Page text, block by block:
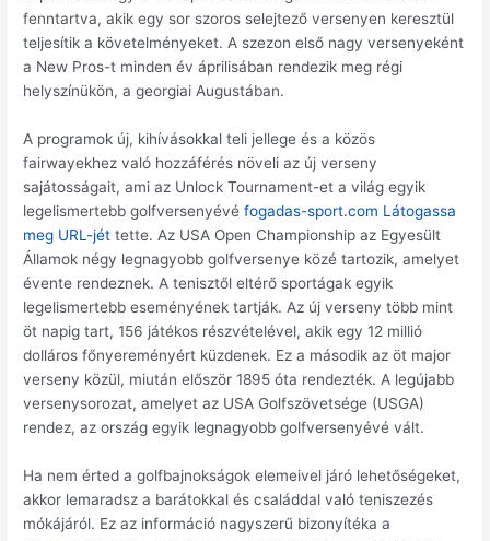
fenntartva, akik egy sor szoros selejtező versenyen keresztül
teljesítik a követelményeket. A szezon első nagy versenyeként
a New Pros-t minden év áprilisában rendezik meg régi
helyszínükön, a georgiai Augustában.
A programok új, kihívásokkal teli jellege és a közös
fairwayekhez való hozzáférés növeli az új verseny
sajátosságait, ami az Unlock Tournament-et a világ egyik
legelismertebb golfversenyévéfogadas-sport.com Látogassa
meg URL-jét tette. Az USA Open Championship az Egyesült
Államok négy legnagyobb golfversenye közé tartozik, amelyet
évente rendeznek. A tenisztől eltérő sportágak egyik
legelismertebb eseményének tartják. Az új verseny több mint
öt napig tart, 156 játékos részvételével, akik egy 12 millió
dolláros főnyereményért küzdenek. Ez a második az öt major
verseny közül, miután először 1895 óta rendezték. A legújabb
versenysorozat, amelyet az USA Golfszövetsége (USGA)
rendez, az ország egyik legnagyobb golfversenyévé vált.
Ha nem érted a golfbajnokságok elemeivel járó lehetőségeket,
akkor lemaradsz a barátokkal és családdal való teniszezés
mókájáról. Ez az információ nagyszerű bizonyítéka a